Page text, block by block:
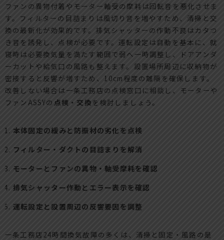
ファンの異物付着やモーター軸受の摩耗は回転音を悪化させま
す。フィルターの目詰まりは風切り音を増やすため、清掃と交
換の最新化が効果的です。排気シャッターの作動不良はカタつ
き音を誘発し、点検が必要です。運転設定は自動を基本に、就
寝時は必要換気量を満たす範囲で弱へ一時調整し、ドアアンダ
ーカットや給気口の風路も整えます。設置場所周辺に収納物が
密接すると反響が増すため、10cm程度の離隔を確保します。
改善しない場合は一条工務店の点検窓口に相談し、モーターや
ファンASSYの 点検・交換 を検討しましょう。
本体固定の緩みと防振材の劣化を点検
フィルター・ダクトの目詰まりを解消
モーターとファンの異物・軸受摩耗を確認
排気シャッター作動とエラー表示を確認
運転設定と設置周辺の反響要因を調整
一条工務店24時間換気故障の多くは、清掃と固定・風路の是